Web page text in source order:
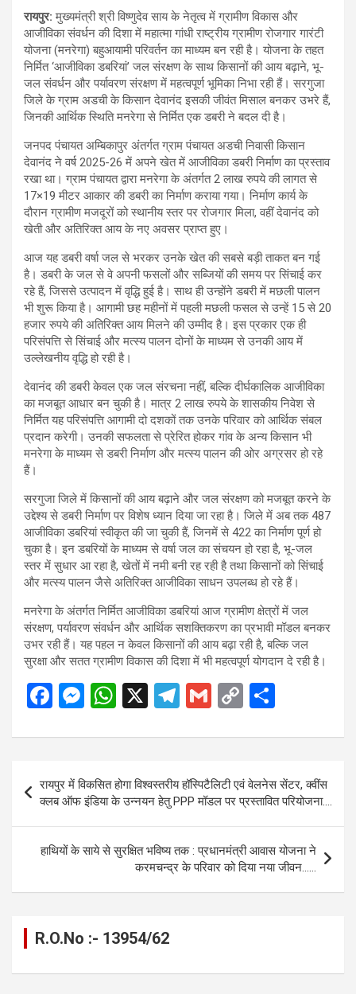
रायपुर:मुख्यमंत्री श्री विष्णुदेव साय के नेतृत्व में ग्रामीण विकास और
आजीविका संवर्धन की दिशा में महात्मा गांधी राष्ट्रीय ग्रामीण रोजगार गारंटी
योजना (मनरेगा) बहुआयामी परिवर्तन का माध्यम बन रही है। योजना के तहत
निर्मित ‘आजीविका डबरियां’ जल संरक्षण के साथ किसानों की आय बढ़ाने, भू-
जल संवर्धन और पर्यावरण संरक्षण में महत्वपूर्ण भूमिका निभा रही हैं। सरगुजा
जिले के ग्राम अडची के किसान देवानंद इसकी जीवंत मिसाल बनकर उभरे हैं,
जिनकी आर्थिक स्थिति मनरेगा से निर्मित एक डबरी ने बदल दी है।
जनपद पंचायत अम्बिकापुर अंतर्गत ग्राम पंचायत अडची निवासी किसान
देवानंद ने वर्ष 2025-26 में अपने खेत में आजीविका डबरी निर्माण का प्रस्ताव
रखा था। ग्राम पंचायत द्वारा मनरेगा के अंतर्गत 2 लाख रुपये की लागत से
17×19 मीटर आकार की डबरी का निर्माण कराया गया। निर्माण कार्य के
दौरान ग्रामीण मजदूरों को स्थानीय स्तर पर रोजगार मिला, वहीं देवानंद को
खेती और अतिरिक्त आय के नए अवसर प्राप्त हुए।
आज यह डबरी वर्षा जल से भरकर उनके खेत की सबसे बड़ी ताकत बन गई
है। डबरी के जल से वे अपनी फसलों और सब्जियों की समय पर सिंचाई कर
रहे हैं, जिससे उत्पादन में वृद्धि हुई है। साथ ही उन्होंने डबरी में मछली पालन
भी शुरू किया है। आगामी छह महीनों में पहली मछली फसल से उन्हें 15 से 20
हजार रुपये की अतिरिक्त आय मिलने की उम्मीद है। इस प्रकार एक ही
परिसंपत्ति से सिंचाई और मत्स्य पालन दोनों के माध्यम से उनकी आय में
उल्लेखनीय वृद्धि हो रही है।
देवानंद की डबरी केवल एक जल संरचना नहीं, बल्कि दीर्घकालिक आजीविका
का मजबूत आधार बन चुकी है। मात्र 2 लाख रुपये के शासकीय निवेश से
निर्मित यह परिसंपत्ति आगामी दो दशकों तक उनके परिवार को आर्थिक संबल
प्रदान करेगी। उनकी सफलता से प्रेरित होकर गांव के अन्य किसान भी
मनरेगा के माध्यम से डबरी निर्माण और मत्स्य पालन की ओर अग्रसर हो रहे
हैं।
सरगुजा जिले में किसानों की आय बढ़ाने और जल संरक्षण को मजबूत करने के
उद्देश्य से डबरी निर्माण पर विशेष ध्यान दिया जा रहा है। जिले में अब तक 487
आजीविका डबरियां स्वीकृत की जा चुकी हैं, जिनमें से 422 का निर्माण पूर्ण हो
चुका है। इन डबरियों के माध्यम से वर्षा जल का संचयन हो रहा है, भू-जल
स्तर में सुधार आ रहा है, खेतों में नमी बनी रह रही है तथा किसानों को सिंचाई
और मत्स्य पालन जैसे अतिरिक्त आजीविका साधन उपलब्ध हो रहे हैं।
मनरेगा के अंतर्गत निर्मित आजीविका डबरियां आज ग्रामीण क्षेत्रों में जल
संरक्षण, पर्यावरण संवर्धन और आर्थिक सशक्तिकरण का प्रभावी मॉडल बनकर
उभर रही हैं। यह पहल न केवल किसानों की आय बढ़ा रही है, बल्कि जल
सुरक्षा और सतत ग्रामीण विकास की दिशा में भी महत्वपूर्ण योगदान दे रही है।
F
ce
o
o
k
M
se
n
g
er
W
at
s
A
p
p
X
T
e
gr
a
m
G
ail
C
py
Li
n
k
ar
e
navigation
रायपुर में विकसित होगा विश्वस्तरीय हॉस्पिटैलिटी एवं वेलनेस सेंटर, क्वींस
क्लब ऑफ इंडिया के उन्नयन हेतु PPP मॉडल पर प्रस्तावित परियोजना….
हाथियों के साये से सुरक्षित भविष्य तक : प्रधानमंत्री आवास योजना ने
करमचन्द्र के परिवार को दिया नया जीवन……
R.O.No :- 13954/62